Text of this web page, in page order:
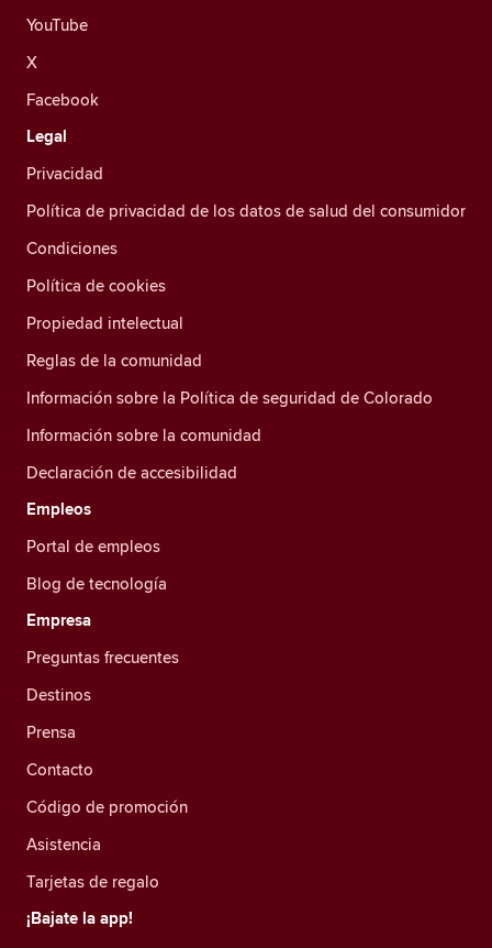
YouTube
X
Facebook
Legal
Privacidad
Política de privacidad de los datos de salud del consumidor
Condiciones
Política de cookies
Propiedad intelectual
Reglas de la comunidad
Información sobre la Política de seguridad de Colorado
Información sobre la comunidad
Declaración de accesibilidad
Empleos
Portal de empleos
Blog de tecnología
Empresa
Preguntas frecuentes
Destinos
Prensa
Contacto
Código de promoción
Asistencia
Tarjetas de regalo
¡Bajate la app!